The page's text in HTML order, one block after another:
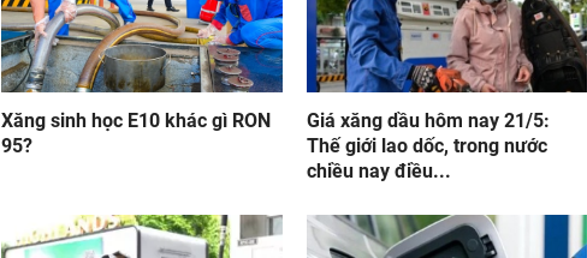
Xăng sinh học E10 khác gì RON
95?
Giá xăng dầu hôm nay 21/5:
Thế giới lao dốc, trong nước
chiều nay điều...